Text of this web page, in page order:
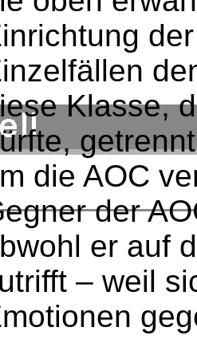
Klasse,
die AOC
der
er auf
– weil